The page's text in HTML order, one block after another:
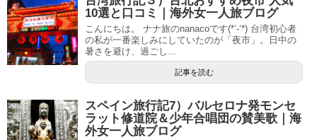
10選と口コミ｜海外女一人旅ブログ
こんにちは。 ナナ旅のnanacoです(*’-‘*) 台湾初心者
の私が一番楽しみにしていたのが「夜市」。日中の
暑さを避け、過ごし...
記事を読む
スペイン旅行記7）バルセロナ発モンセ
ラット修道院＆少年合唱団の賛美歌｜海
外女一人旅ブログ